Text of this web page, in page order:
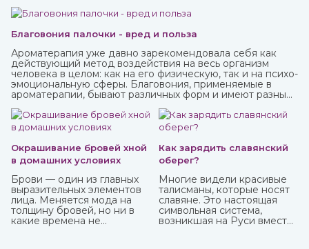
Благовония палочки - вред и польза
Ароматерапия уже давно зарекомендовала себя как
действующий метод воздействия на весь организм
человека в целом: как на его физическую, так и на психо-
эмоциональную сферы. Благовония, применяемые в
ароматерапии, бывают различных форм и имеют разные
благовония палочки за свою простоту использования и
высокое качество при весьма приемлемой стоимости.
Окрашивание бровей хной
в домашних условиях
Брови — один из главных
выразительных элементов
лица. Меняется мода на
толщину бровей, но ни в
какие времена не
Как зарядить славянский
оберег?
Многие видели красивые
талисманы, которые носят
славяне. Это настоящая
символьная система,
возникшая на Руси вместе